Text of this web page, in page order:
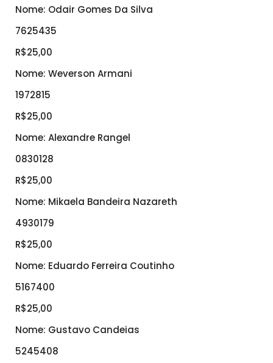
Nome: Odair Gomes Da Silva
7625435
R$25,00
Nome: Weverson Armani
1972815
R$25,00
Nome: Alexandre Rangel
0830128
R$25,00
Nome: Mikaela Bandeira Nazareth
4930179
R$25,00
Nome: Eduardo Ferreira Coutinho
5167400
R$25,00
Nome: Gustavo Candeias
5245408